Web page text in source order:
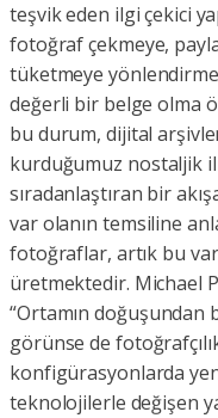
teşvik eden ilgi çekici
fotoğraf çekmeye,
tüketmeye
değerli bir belge olma
bu durum, dijital
kurduğumuz nostaljik
sıradanlaştıran bir
var olanın temsiline
fotoğraflar, artık bu
üretmektedir. Michael
“Ortamın
görünse de
konfigürasyonlarda
teknolojilerle değişen